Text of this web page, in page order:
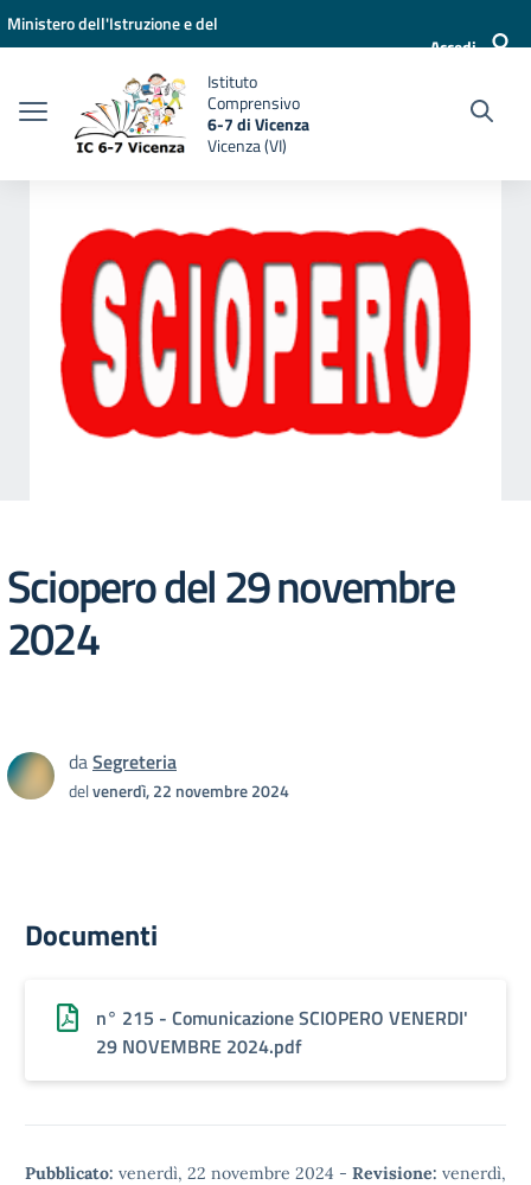
Vai ai contenuti
Vai al menu di navigazione
Vai al footer
Ministero dell'Istruzione e del
Accedi
Istituto
Comprensivo
6-7 di Vicenza
Vicenza (VI)
Sciopero del 29 novembre
2024
daSegreteria
delvenerdì, 22 novembre 2024
Documenti
n° 215 - Comunicazione SCIOPERO VENERDI'
29 NOVEMBRE 2024.pdf
Pubblicato: venerdì, 22 novembre 2024 - Revisione: venerdì,